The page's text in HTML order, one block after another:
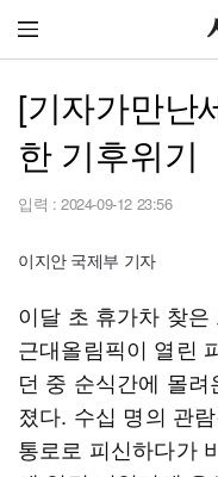
[기자가만난
한 기후위기
입력 : 2024-09-12 23:56
이지안 국제부 기자
이달 초 휴가차 찾
근대올림픽이 열린
던 중 순식간에 몰
졌다. 수십 명의 관
통로로 피신하다가